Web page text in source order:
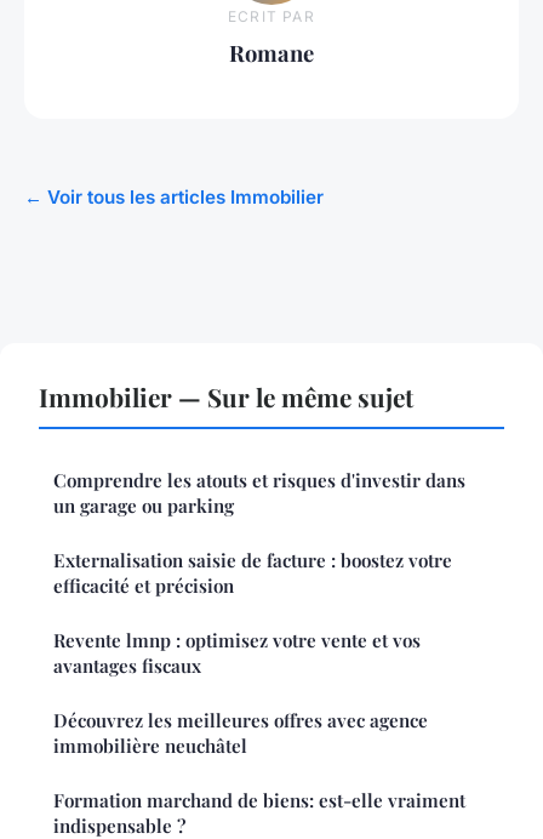
ECRIT PAR
Romane
← Voir tous les articles Immobilier
Immobilier — Sur le même sujet
Comprendre les atouts et risques d'investir dans
un garage ou parking
Externalisation saisie de facture : boostez votre
efficacité et précision
Revente lmnp : optimisez votre vente et vos
avantages fiscaux
Découvrez les meilleures offres avec agence
immobilière neuchâtel
Formation marchand de biens: est-elle vraiment
indispensable ?